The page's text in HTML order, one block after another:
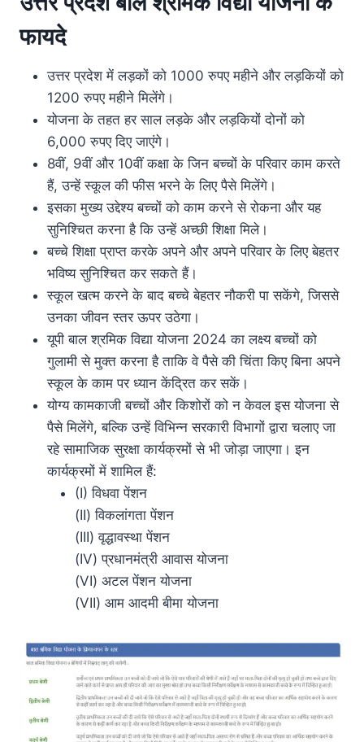
फायदे
उत्तर प्रदेश में लड़कों को 1000 रुपए महीने और लड़कियों को
1200 रुपए महीने मिलेंगे।
योजना के तहत हर साल लड़के और लड़कियों दोनों को
6,000 रुपए दिए जाएंगे।
8वीं, 9वीं और 10वीं कक्षा के जिन बच्चों के परिवार काम करते
हैं, उन्हें स्कूल की फीस भरने के लिए पैसे मिलेंगे।
इसका मुख्य उद्देश्य बच्चों को काम करने से रोकना और यह
सुनिश्चित करना है कि उन्हें अच्छी शिक्षा मिले।
बच्चे शिक्षा प्राप्त करके अपने और अपने परिवार के लिए बेहतर
भविष्य सुनिश्चित कर सकते हैं।
स्कूल खत्म करने के बाद बच्चे बेहतर नौकरी पा सकेंगे, जिससे
उनका जीवन स्तर ऊपर उठेगा।
यूपी बाल श्रमिक विद्या योजना 2024 का लक्ष्य बच्चों को
गुलामी से मुक्त करना है ताकि वे पैसे की चिंता किए बिना अपने
स्कूल के काम पर ध्यान केंद्रित कर सकें।
योग्य कामकाजी बच्चों और किशोरों को न केवल इस योजना से
पैसे मिलेंगे, बल्कि उन्हें विभिन्न सरकारी विभागों द्वारा चलाए जा
रहे सामाजिक सुरक्षा कार्यक्रमों से भी जोड़ा जाएगा। इन
कार्यक्रमों में शामिल हैं:
(I) विधवा पेंशन
(II) विकलांगता पेंशन
(III) वृद्धावस्था पेंशन
(IV) प्रधानमंत्री आवास योजना
(VI) अटल पेंशन योजना
(VII) आम आदमी बीमा योजना